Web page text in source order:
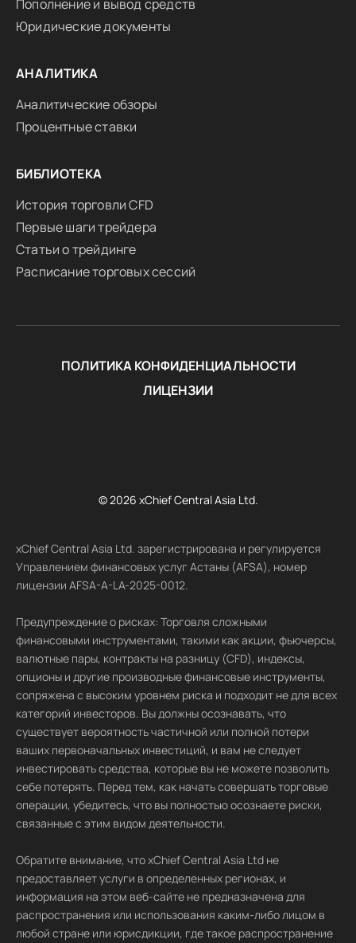
Пополнение и вывод средств
Юридические документы
АНАЛИТИКА
Аналитические обзоры
Процентные ставки
БИБЛИОТЕКА
История торговли CFD
Первые шаги трейдера
Статьи о трейдинге
Расписание торговых сессий
ПОЛИТИКА КОНФИДЕНЦИАЛЬНОСТИ
ЛИЦЕНЗИИ
© 2026 xChief Central Asia Ltd.
xChief Central Asia Ltd. зарегистрирована и регулируется
Управлением финансовых услуг Астаны (AFSA), номер
лицензии AFSA-A-LA-2025-0012.
Предупреждение о рисках: Торговля сложными
финансовыми инструментами, такими как акции, фьючерсы,
валютные пары, контракты на разницу (CFD), индексы,
опционы и другие производные финансовые инструменты,
сопряжена с высоким уровнем риска и подходит не для всех
категорий инвесторов. Вы должны осознавать, что
существует вероятность частичной или полной потери
ваших первоначальных инвестиций, и вам не следует
инвестировать средства, которые вы не можете позволить
себе потерять. Перед тем, как начать совершать торговые
операции, убедитесь, что вы полностью осознаете риски,
связанные с этим видом деятельности.
Обратите внимание, что xChief Central Asia Ltd не
предоставляет услуги в определенных регионах, и
информация на этом веб-сайте не предназначена для
распространения или использования каким-либо лицом в
любой стране или юрисдикции, где такое распространение